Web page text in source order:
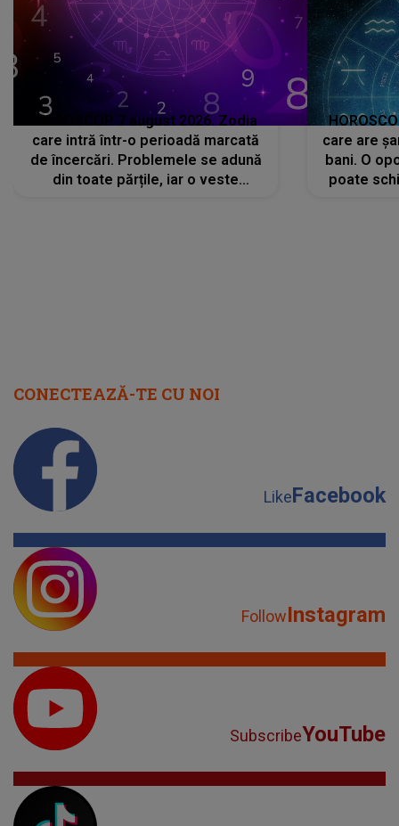
HOROSCOP 7 august 2026. Zodia
care intră într-o perioadă marcată
de încercări. Problemele se adună
din toate părțile, iar o veste
care are
bani. O
poate
CONECTEAZĂ-TE CU NOI
LikeFacebook
FollowInstagram
SubscribeYouTube